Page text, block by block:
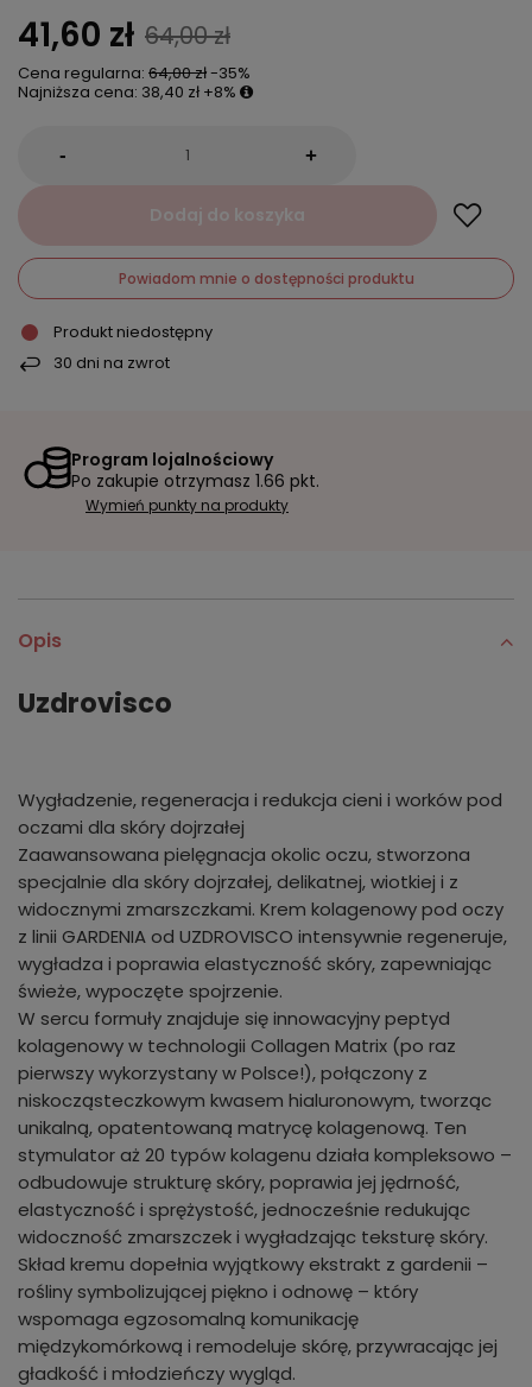
41,60 zł 64,00 zł
Cena regularna: 64,00 zł-35%
Najniższa cena: 38,40 zł +8%
- +
Dodaj do koszyka
Powiadom mnie o dostępności produktu
Produkt niedostępny
30 dni na zwrot
Program lojalnościowy
Po zakupie otrzymasz 1.66 pkt.
Wymień punkty na produkty
Opis
Uzdrovisco
Wygładzenie, regeneracja i redukcja cieni i worków pod
oczami dla skóry dojrzałej
Zaawansowana pielęgnacja okolic oczu, stworzona
specjalnie dla skóry dojrzałej, delikatnej, wiotkiej i z
widocznymi zmarszczkami. Krem kolagenowy pod oczy
z linii GARDENIA od UZDROVISCO intensywnie regeneruje,
wygładza i poprawia elastyczność skóry, zapewniając
świeże, wypoczęte spojrzenie.
W sercu formuły znajduje się innowacyjny peptyd
kolagenowy w technologii Collagen Matrix (po raz
pierwszy wykorzystany w Polsce!), połączony z
niskocząsteczkowym kwasem hialuronowym, tworząc
unikalną, opatentowaną matrycę kolagenową. Ten
stymulator aż 20 typów kolagenu działa kompleksowo –
odbudowuje strukturę skóry, poprawia jej jędrność,
elastyczność i sprężystość, jednocześnie redukując
widoczność zmarszczek i wygładzając teksturę skóry.
Skład kremu dopełnia wyjątkowy ekstrakt z gardenii –
rośliny symbolizującej piękno i odnowę – który
wspomaga egzosomalną komunikację
międzykomórkową i remodeluje skórę, przywracając jej
gładkość i młodzieńczy wygląd.